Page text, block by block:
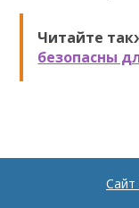
Читайте
безопасны
Сайт